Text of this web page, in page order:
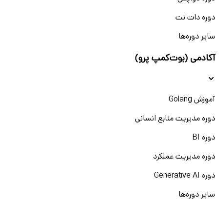
دوره دات نت
سایر دوره‌ها
آکادمی (بوت‌کمپ پرو)
آموزش Golang
دوره مدیریت منابع انسانی
دوره BI
دوره مدیریت عملکرد
دوره Generative AI
سایر دوره‌ها